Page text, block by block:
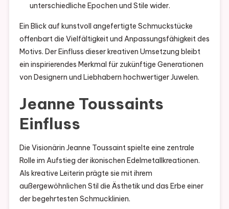
unterschiedliche Epochen und Stile wider.
Ein Blick auf kunstvoll angefertigte Schmuckstücke
offenbart die Vielfältigkeit und Anpassungsfähigkeit des
Motivs. Der Einfluss dieser kreativen Umsetzung bleibt
ein inspirierendes Merkmal für zukünftige Generationen
von Designern und Liebhabern hochwertiger Juwelen.
Jeanne Toussaints
Einfluss
Die Visionärin Jeanne Toussaint spielte eine zentrale
Rolle im Aufstieg der ikonischen Edelmetallkreationen.
Als kreative Leiterin prägte sie mit ihrem
außergewöhnlichen Stil die Ästhetik und das Erbe einer
der begehrtesten Schmucklinien.